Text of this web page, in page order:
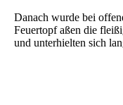
Danach wurde bei
Feuertopf aßen die
und unterhielten sich